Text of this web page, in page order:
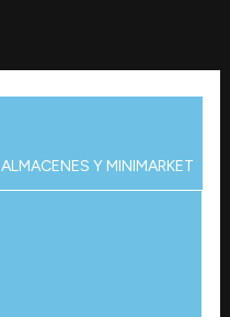
ALMACENES Y MINIMARKET